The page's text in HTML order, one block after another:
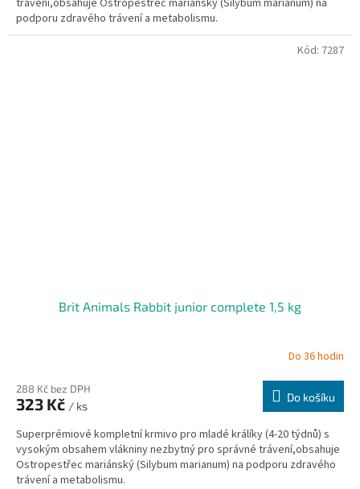
trávení,obsahuje Ostropestřec mariánský (Silybum marianum) na
podporu zdravého trávení a metabolismu.
Brit Animals Rabbit junior complete 1,5 kg
Do 36 hodin
288 Kč bez DPH
323 Kč / ks
Do košíku
Superprémiové kompletní krmivo pro mladé králíky (4-20 týdnů) s
vysokým obsahem vlákniny nezbytný pro správné trávení,obsahuje
Ostropestřec mariánský (Silybum marianum) na podporu zdravého
trávení a metabolismu.
Kód: 7287